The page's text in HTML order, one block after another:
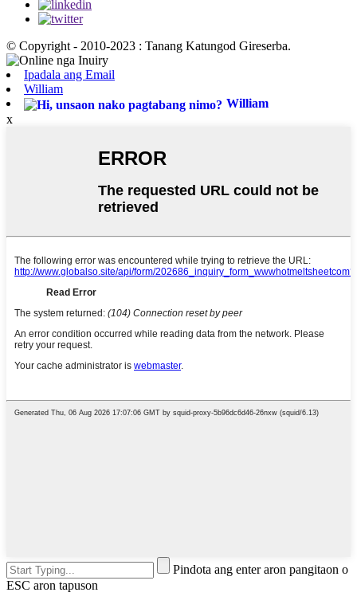
© Copyright - 2010-2023 : Tanang Katungod Gireserba.
Ipadala ang Email
William
William
x
Pindota ang enter aron pangitaon o
ESC aron tapuson